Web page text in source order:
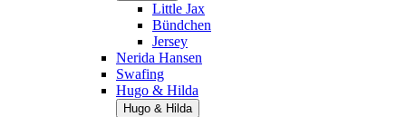
Little Jax
Bündchen
Jersey
Nerida Hansen
Swafing
Hugo & Hilda
Hugo & Hilda